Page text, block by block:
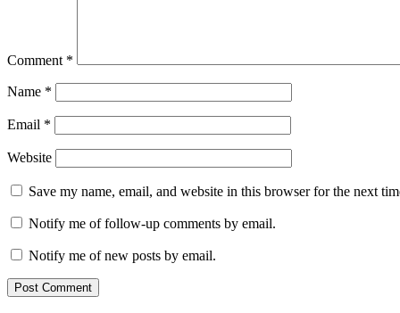
Comment *
Name *
Email *
Website
Save my name, email, and website in this browser for the next
Notify me of follow-up comments by email.
Notify me of new posts by email.